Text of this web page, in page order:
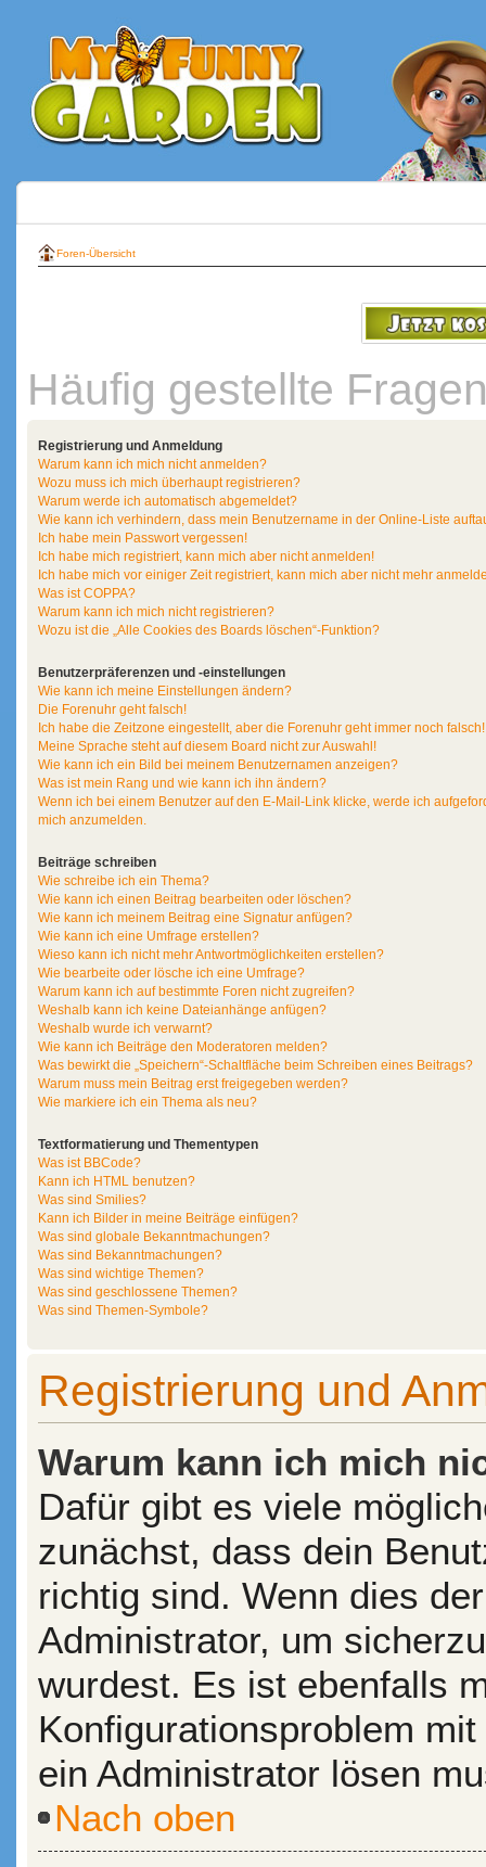
Foren-Übersicht
Häufig gestellte
Registrierung und Anmeldung
Warum kann ich mich nicht anmelden?
Wozu muss ich mich überhaupt registrieren?
Warum werde ich automatisch abgemeldet?
Wie kann ich verhindern, dass mein Benutzername in der Online-Liste
Ich habe mein Passwort vergessen!
Ich habe mich registriert, kann mich aber nicht anmelden!
Ich habe mich vor einiger Zeit registriert, kann mich aber nicht mehr
Was ist COPPA?
Warum kann ich mich nicht registrieren?
Wozu ist die „Alle Cookies des Boards löschen“-Funktion?
Benutzerpräferenzen und -einstellungen
Wie kann ich meine Einstellungen ändern?
Die Forenuhr geht falsch!
Ich habe die Zeitzone eingestellt, aber die Forenuhr geht immer noch falsch!
Meine Sprache steht auf diesem Board nicht zur Auswahl!
Wie kann ich ein Bild bei meinem Benutzernamen anzeigen?
Was ist mein Rang und wie kann ich ihn ändern?
Wenn ich bei einem Benutzer auf den E-Mail-Link klicke, werde ich
mich anzumelden.
Beiträge schreiben
Wie schreibe ich ein Thema?
Wie kann ich einen Beitrag bearbeiten oder löschen?
Wie kann ich meinem Beitrag eine Signatur anfügen?
Wie kann ich eine Umfrage erstellen?
Wieso kann ich nicht mehr Antwortmöglichkeiten erstellen?
Wie bearbeite oder lösche ich eine Umfrage?
Warum kann ich auf bestimmte Foren nicht zugreifen?
Weshalb kann ich keine Dateianhänge anfügen?
Weshalb wurde ich verwarnt?
Wie kann ich Beiträge den Moderatoren melden?
Was bewirkt die „Speichern“-Schaltfläche beim Schreiben eines Beitrags?
Warum muss mein Beitrag erst freigegeben werden?
Wie markiere ich ein Thema als neu?
Textformatierung und Thementypen
Was ist BBCode?
Kann ich HTML benutzen?
Was sind Smilies?
Kann ich Bilder in meine Beiträge einfügen?
Was sind globale Bekanntmachungen?
Was sind Bekanntmachungen?
Was sind wichtige Themen?
Was sind geschlossene Themen?
Was sind Themen-Symbole?
Registrierung und
Warum kann ich mich
Dafür gibt es viele
zunächst, dass dein
richtig sind. Wenn dies
Administrator, um
wurdest. Es ist ebenfalls
Konfigurationsproblem
ein Administrator lösen
Nach oben